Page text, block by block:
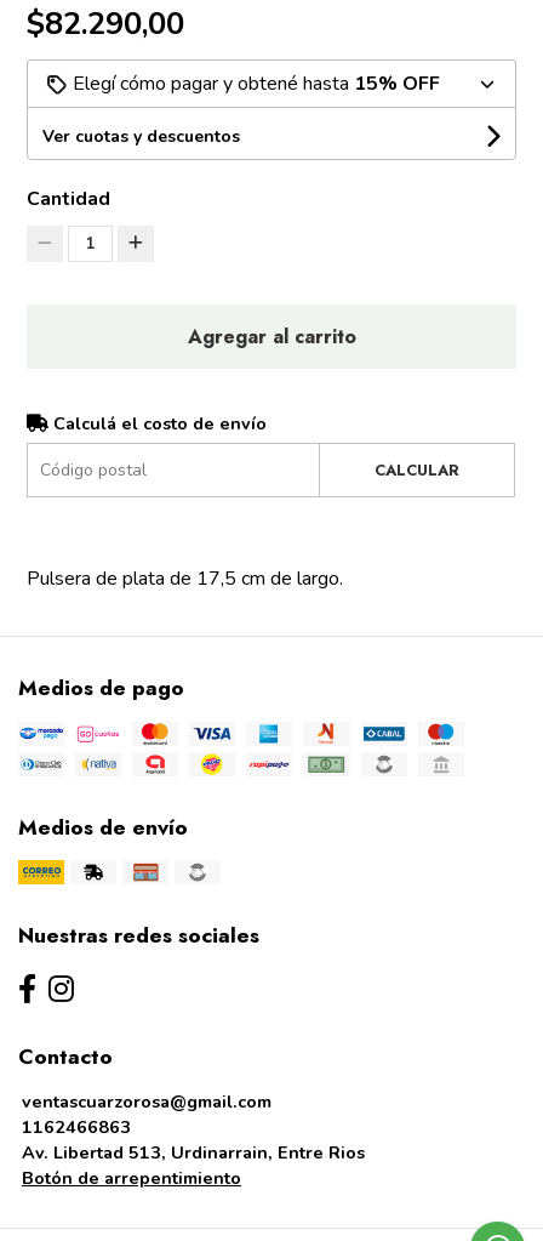
$82.290,00
Elegí cómo pagar y obtené hasta 15% OFF
Ver cuotas y descuentos
Cantidad
1
Agregar al carrito
Calculá el costo de envío
CALCULAR
Pulsera de plata de 17,5 cm de largo.
Medios de pago
Medios de envío
Nuestras redes sociales
Contacto
ventascuarzorosa@gmail.com
1162466863
Av. Libertad 513, Urdinarrain, Entre Rios
Botón de arrepentimiento